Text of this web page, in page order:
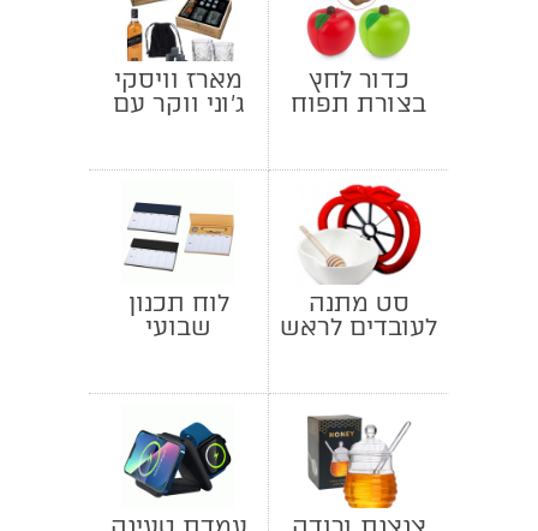
כדור לחץ
בצורת תפוח
מארז וויסקי
ג'וני ווקר עם
סט מתנה
לעובדים לראש
לוח תכנון
שבועי